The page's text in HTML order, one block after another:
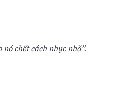
chết cách nhục nhã”.